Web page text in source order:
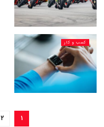
کسب و کار
۱ ۲